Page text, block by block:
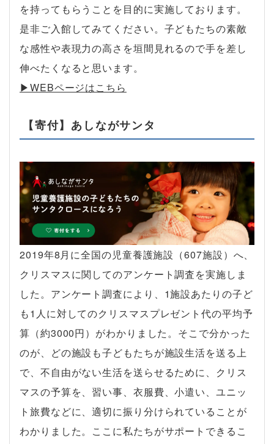
を持ってもらうことを目的に実施しております。
是非ご入館してみてください。子どもたちの素敵
な感性や表現力の高さを垣間見れるので手を差し
伸べたくなると思います。
▶︎WEBページはこちら
【寄付】あしながサンタ
2019年8月に全国の児童養護施設（607施設）へ、
クリスマスに関してのアンケート調査を実施しま
した。アンケート調査により、1施設あたりの子ど
も1人に対してのクリスマスプレゼント代の平均予
算（約3000円）がわかりました。そこで分かった
のが、どの施設も子どもたちが施設生活を送る上
で、不自由がない生活を送らせるために、クリス
マスの予算を、習い事、衣服費、小遣い、ユニッ
ト旅費などに、適切に振り分けられていることが
わかりました。ここに私たちがサポートできるこ